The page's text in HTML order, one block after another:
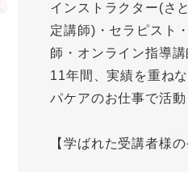
インストラクター(さ
定講師)・セラピスト
師・オンライン指導講
11年間、実績を重ね
パケアのお仕事で活動
【学ばれた受講者様の